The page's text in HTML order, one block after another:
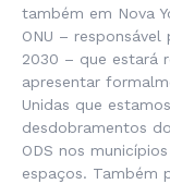
também em Nova
ONU –
2030 – que estará
apresentar
Unidas que
desdobramentos
ODS nos
espaços. Também